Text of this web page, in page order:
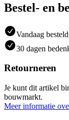
Bestel- en
Vandaag
30 dagen
Retourneren
Je kunt dit artikel
bouwmarkt.
Meer informatie